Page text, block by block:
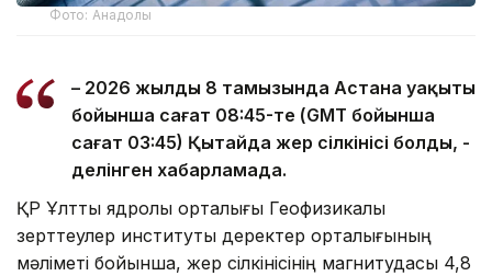
Фото: Анадолы
– 2026 жылдың 8 тамызында Астана уақыты
бойынша сағат 08:45-те (GMT бойынша
сағат 03:45) Қытайда жер сілкінісі болды, -
делінген хабарламада.
ҚР Ұлттық ядролық орталығы Геофизикалық
зерттеулер институты деректер орталығының
мәліметі бойынша, жер сілкінісінің магнитудасы 4,8